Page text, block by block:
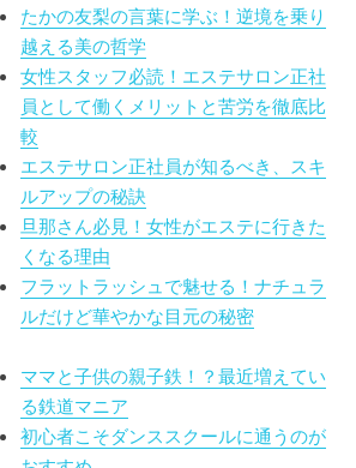
たかの友梨の言葉に学ぶ！逆境を乗り
越える美の哲学
女性スタッフ必読！エステサロン正社
員として働くメリットと苦労を徹底比
較
エステサロン正社員が知るべき、スキ
ルアップの秘訣
旦那さん必見！女性がエステに行きた
くなる理由
フラットラッシュで魅せる！ナチュラ
ルだけど華やかな目元の秘密
ママと子供の親子鉄！？最近増えてい
る鉄道マニア
初心者こそダンススクールに通うのが